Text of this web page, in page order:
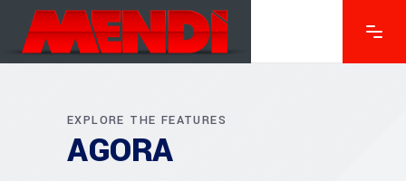
EXPLORE THE FEATURES
AGORA